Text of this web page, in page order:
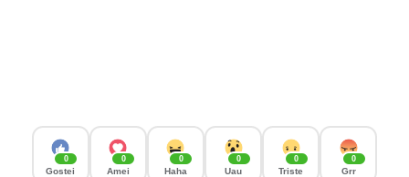
0
Gostei
0
Amei
0
Haha
0
Uau
0
Triste
0
Grr